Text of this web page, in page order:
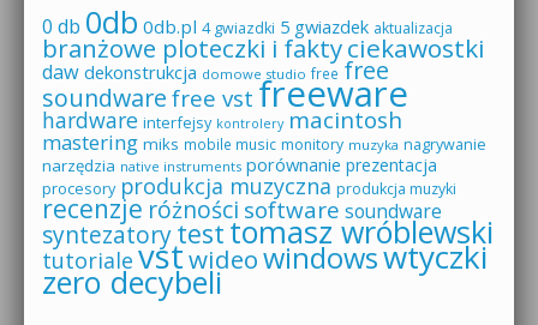
0 db 0db 0db.pl 4 gwiazdki 5 gwiazdek aktualizacja
branżowe ploteczki i faktyciekawostki
daw dekonstrukcja domowe studio free free
soundware free vst freeware
hardware interfejsy kontrolery macintosh
mastering miks mobile music monitory muzyka nagrywanie
narzędzia native instruments porównanie prezentacja
procesory produkcja muzyczna produkcja muzyki
recenzje różności software soundware
syntezatorytesttomasz wróblewski
tutoriale vstwideowindowswtyczki
zero decybeli